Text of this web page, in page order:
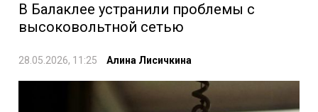
В Балаклее устранили проблемы с
высоковольтной сетью
28.05.2026, 11:25 Алина Лисичкина